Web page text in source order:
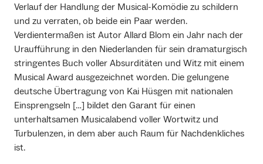
Verlauf der Handlung der Musical-Komödie zu schildern
und zu verraten, ob beide ein Paar werden.
Verdientermaßen ist Autor Allard Blom ein Jahr nach der
Uraufführung in den Niederlanden für sein dramaturgisch
stringentes Buch voller Absurditäten und Witz mit einem
Musical Award ausgezeichnet worden. Die gelungene
deutsche Übertragung von Kai Hüsgen mit nationalen
Einsprengseln […] bildet den Garant für einen
unterhaltsamen Musicalabend voller Wortwitz und
Turbulenzen, in dem aber auch Raum für Nachdenkliches
ist.